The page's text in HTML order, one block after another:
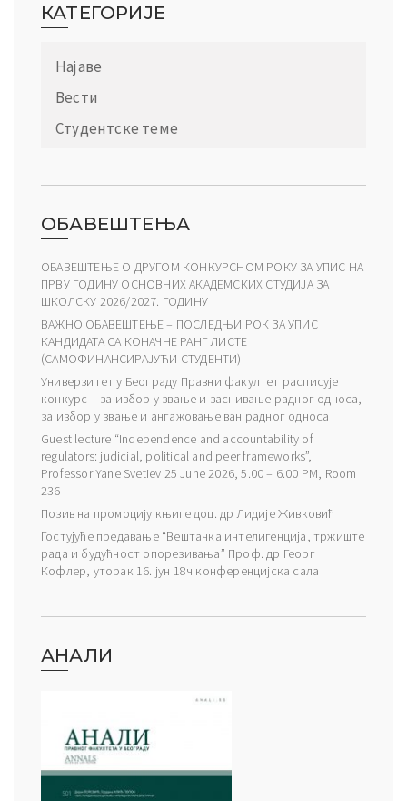
КАТЕГОРИЈЕ
Најаве
Вести
Студентске теме
ОБАВЕШТЕЊА
ОБАВЕШТЕЊЕ О ДРУГОМ КОНКУРСНОМ РОКУ ЗА УПИС НА
ПРВУ ГОДИНУ ОСНОВНИХ АКАДЕМСКИХ СТУДИЈА ЗА
ШКОЛСКУ 2026/2027. ГОДИНУ
ВАЖНО ОБАВЕШТЕЊЕ – ПОСЛЕДЊИ РОК ЗА УПИС
КАНДИДАТА СА КОНАЧНЕ РАНГ ЛИСТЕ
(САМОФИНАНСИРАЈУЋИ СТУДЕНТИ)
Универзитет у Београду Правни факултет расписује
конкурс – за избор у звање и заснивање радног односа,
за избор у звање и ангажовање ван радног односа
Guest lecture “Independence and accountability of
regulators: judicial, political and peer frameworks”,
Professor Yane Svetiev 25 June 2026, 5.00 – 6.00 PM, Room
236
Позив на промоцију књиге доц. др Лидије Живковић
Гостујуће предавање “Вештачка интелигенција, тржиште
рада и будућност опорезивања” Проф. др Георг
Кофлер, уторак 16. јун 18ч конференцијска сала
АНАЛИ